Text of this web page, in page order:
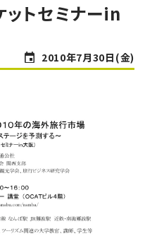
トセミナーin
2010年7月30日(金)